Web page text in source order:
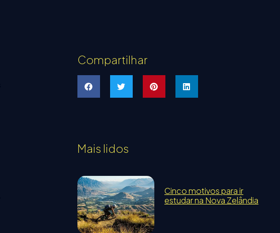
Compartilhar
Mais lidos
Cinco motivos para ir
estudar na Nova Zelândia